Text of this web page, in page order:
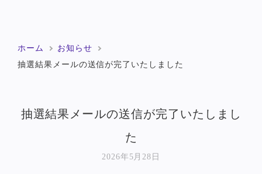
ホーム
お知らせ
抽選結果メールの送信が完了いたしました
抽選結果メールの送信が完了いたしまし
た
2026年5月28日